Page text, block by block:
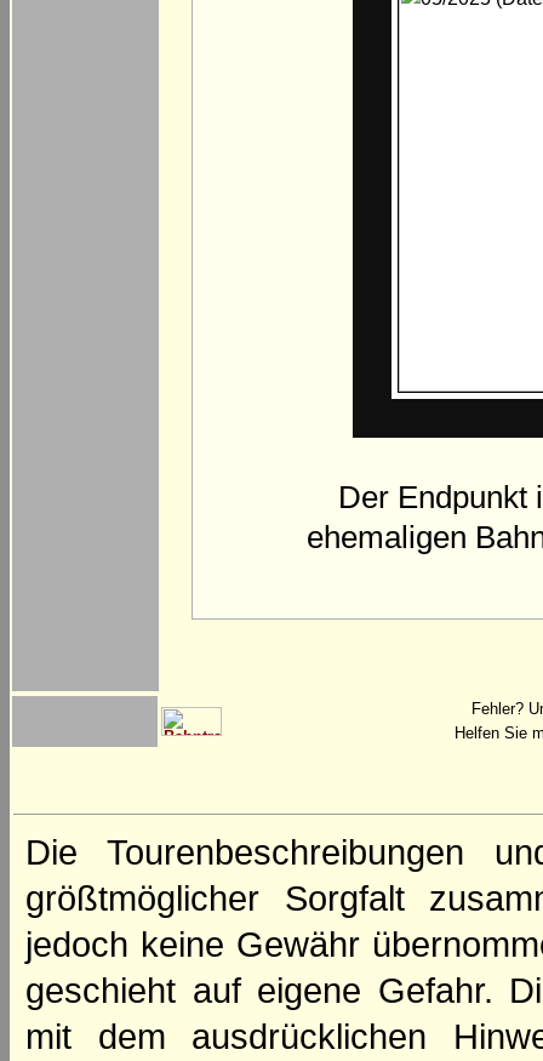
Der Endpunkt
ehemaligen
Fehler?
Helfen Sie
Die Tourenbeschreibungen
größtmöglicher Sorgfalt
jedoch keine Gewähr
geschieht auf eigene Gefahr.
mit dem ausdrücklichen